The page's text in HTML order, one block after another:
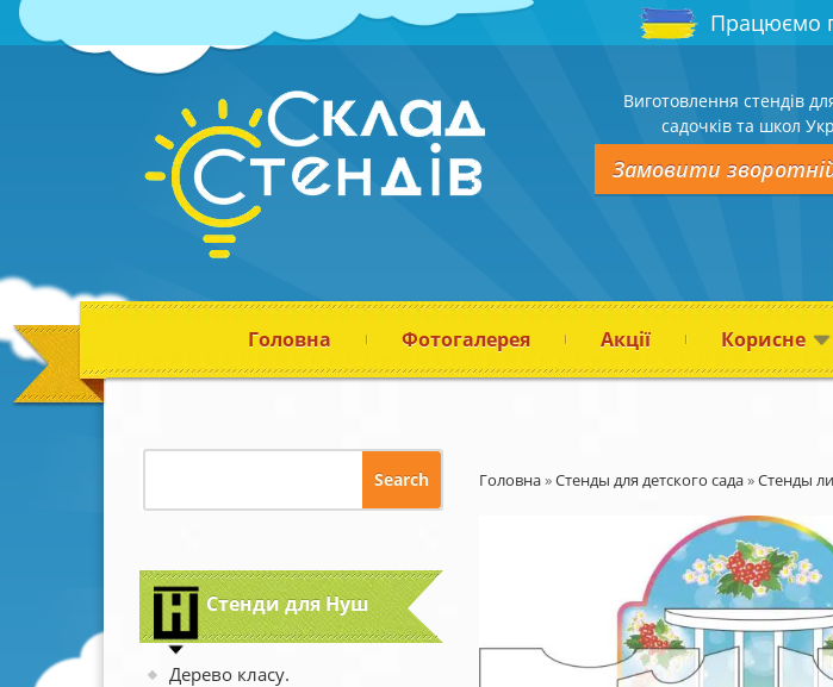
Працюємо
Виготовлення стендів
садочків та школ
Замовити
Головна Фотогалерея Акції Корисне
Стенди для Нуш
Дерево класу.
Головна»Стенды для детского сада»Стенды